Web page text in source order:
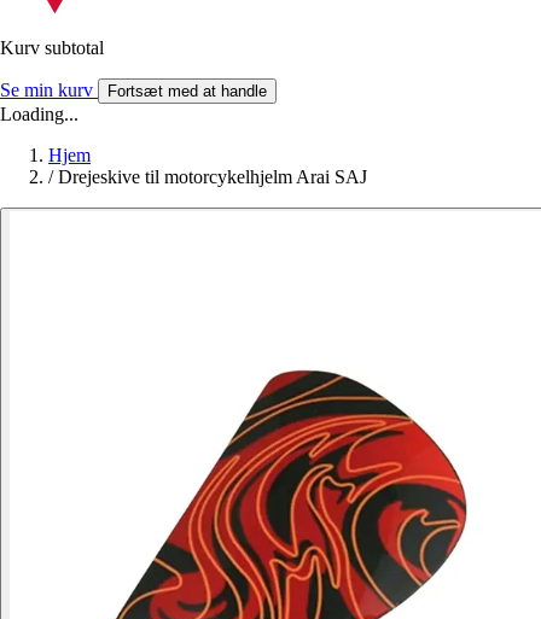
Kurv subtotal
Se min kurv Fortsæt med at handle
Loading...
Hjem
/ Drejeskive til motorcykelhjelm Arai SAJ